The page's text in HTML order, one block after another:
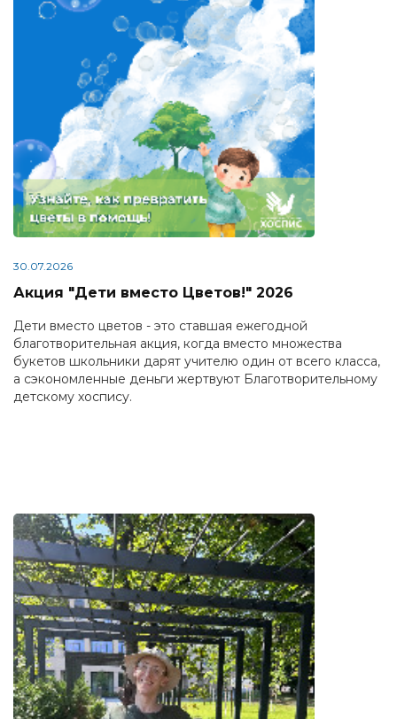
30.07.2026
Акция "Дети вместо Цветов!" 2026
Дети вместо цветов - это ставшая ежегодной
благотворительная акция, когда вместо множества
букетов школьники дарят учителю один от всего класса,
а сэкономленные деньги жертвуют Благотворительному
детскому хоспису.